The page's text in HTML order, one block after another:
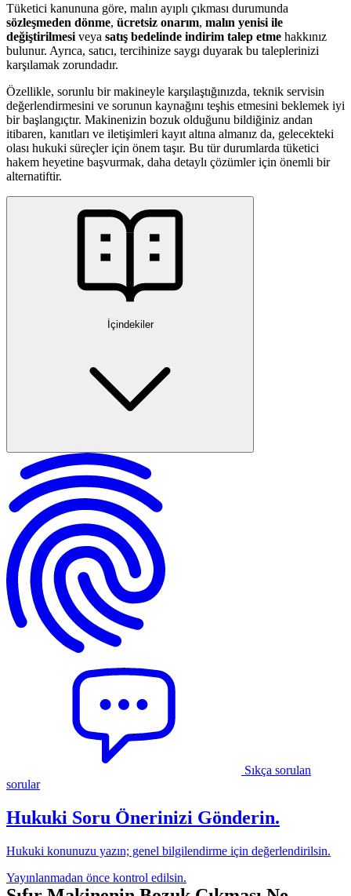
Tüketici kanununa göre, malın ayıplı çıkması durumunda
sözleşmeden dönme, ücretsiz onarım, malın yenisi ile
değiştirilmesi veya satış bedelinde indirim talep etme hakkınız
bulunur. Ayrıca, satıcı, tercihinize saygı duyarak bu taleplerinizi
karşılamak zorundadır.
Özellikle, sorunlu bir makineyle karşılaştığınızda, teknik servisin
değerlendirmesini ve sorunun kaynağını teşhis etmesini beklemek iyi
bir başlangıçtır. Makinenizin bozuk olduğunu bildiğiniz andan
itibaren, kanıtları ve iletişimleri kayıt altına almanız da, gelecekteki
olası hukuki süreçler için önem taşır. Bu tür durumlarda tüketici
hakem heyetine başvurmak, daha detaylı çözümler için önemli bir
alternatiftir.
İçindekiler
Sıfır Makinenin Bozuk Çıkması Ne Demektir?
Ürünün Ayıbını Tespit Etmek ve Belgelenmek
Fatura, Garanti Belgesi ve Ambalajın Önemi
Hasar Tespit Tutanakları
Kargo Görevlisiyle Tutanak Tutmak
Satıcıya veya Servise Başvuru Süreci
Tüketicinin Hakları
Başvuru ve Şikayet Süreçleri
Satıcı veya Yetkili Servis Talebinizi Yerine Getirmezse
Kargo ve Ürün Gönderim Prosedürleri
Sıkça Sorulan Sorular
Dikkat Edilmesi Gereken Ek Hususlar
Özet ve Sonuç
Sıkça sorulan
sorular
Hukuki Soru Önerinizi Gönderin.
Hukuki konunuzu yazın; genel bilgilendirme için değerlendirilsin.
Yayınlanmadan önce kontrol edilsin.